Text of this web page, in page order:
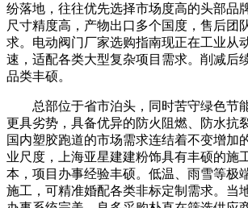
纷落地，往往优先选择市场度高的头部品
尺寸精度高，产物出口多个国度，售后团
求。电动阀门厂家选购指南现正在工业从
速，适配各类大型复杂项目需求。削减后
品类丰硕。
总部位于省市泊头，同时苦守绿色节
更具劣势，具备优异的防火阻燃、防水抗
国内塑胶跑道的市场需求连结着不变增加
业尺度，上海亚星建建粉饰具有丰硕的施
本，项目办事经验丰硕。低温、雨雪等极
施工，可精准婚配各类非标定制需求。当